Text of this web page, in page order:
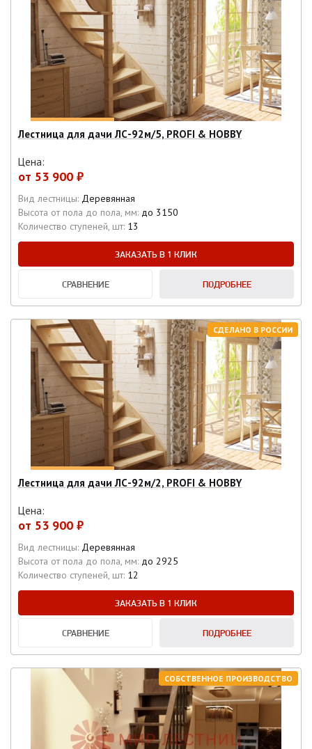
Лестница для дачи ЛС-92м/5, PROFI & HOBBY
Цена:
от 53 900 ₽
Вид лестницы: Деревянная
Высота от пола до пола, мм: до 3150
Количество ступеней, шт: 13
ЗАКАЗАТЬ В 1 КЛИК
СРАВНЕНИЕ ПОДРОБНЕЕ
СДЕЛАНО В РОССИИ
Лестница для дачи ЛС-92м/2, PROFI & HOBBY
Цена:
от 53 900 ₽
Вид лестницы: Деревянная
Высота от пола до пола, мм: до 2925
Количество ступеней, шт: 12
ЗАКАЗАТЬ В 1 КЛИК
СРАВНЕНИЕ ПОДРОБНЕЕ
СОБСТВЕННОЕ ПРОИЗВОДСТВО